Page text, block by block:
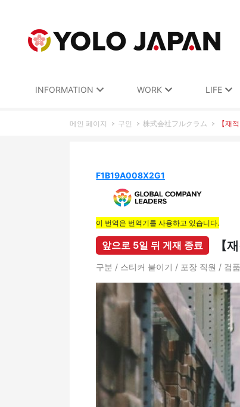
INFORMATION WORK LIFE
메인 페이지 구인 株式会社フルクラム 【재
F1B19A008X2G1
이 번역은 번역기를 사용하고 있습니다.
앞으로 5일 뒤 게재 종료 【
구분 / 스티커 붙이기 / 포장 직원 / 검